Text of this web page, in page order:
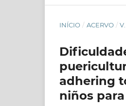
INÍCIO / ACERVO /
adhering
niños